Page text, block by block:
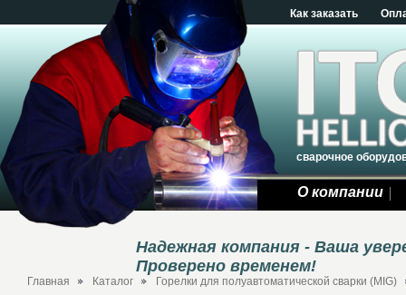
Как заказать
сварочное
О компании
Надежная компания - Ваша
Проверено временем!
Главная Каталог Горелки для полуавтоматической сварки (MIG)